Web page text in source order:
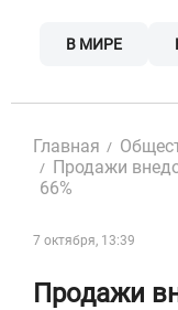
В МИРЕ
Главная
Продажи
66%
7 октября, 13:39
Продажи